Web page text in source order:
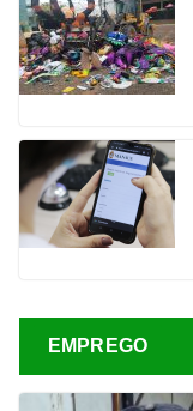
EMPREGO